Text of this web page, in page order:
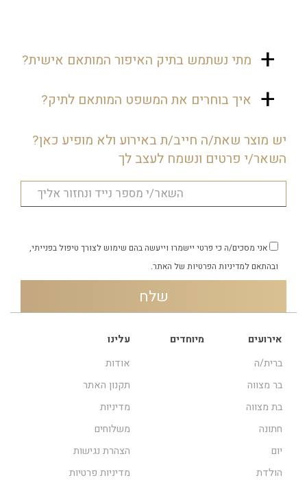
מתי נשתמש בתיק האיפור המותאם אישית?
מצווה, חתונה, מסיבת רווקות או יום
ומרגשת לאורחות, שהן יכולות להשתמש
בו גם אחרי האירוע. המשפט הייחודי
שלכם הופך כל תיק למזכרת אישית
ומשמעותית שמחברת את האורחות לרגע
איך בוחרים את המשפט המותאם לתיק?
האירוע ולאישיותכם - יכול להיות ציטוט
מעורר השראה, משפט כיפי שמביע את
האווירה, תאריך משמעותי או אפילו
בדיחה פנימית של החברות. המשפט
שהאורחות יראו אותו הן יזכרו את הרגע
המיוחד שחלקתן איתכן.
יש מוצר שאת/ה חייב/ת באירוע ולא מופיע כאן?
השאר/י פרטים ונשמח לעצב לך
אני מסכים/ה כי פרטי יישמרו וייעשה בהם שימוש לצורך טיפול בפנייתי,
ובהתאם למדיניות הפרטיות של האתר.
אירועים
ברית/ה
בר מצווה
בת מצווה
חתונה
יום
הולדת
מיוחדים
עלינו
אודות
תקנון האתר
מדיניות
משלוחים
הצהרת נגישות
מדיניות פרטיות